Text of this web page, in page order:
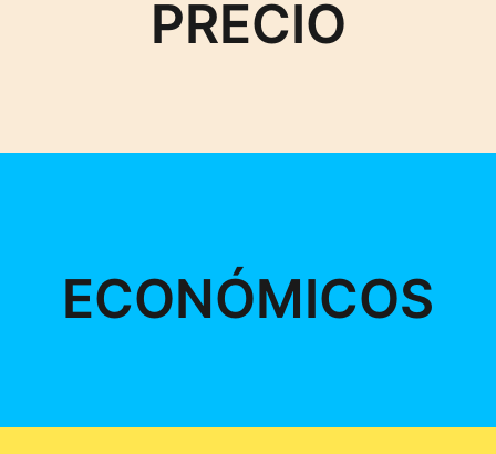
PRECIO
ECONÓMICOS